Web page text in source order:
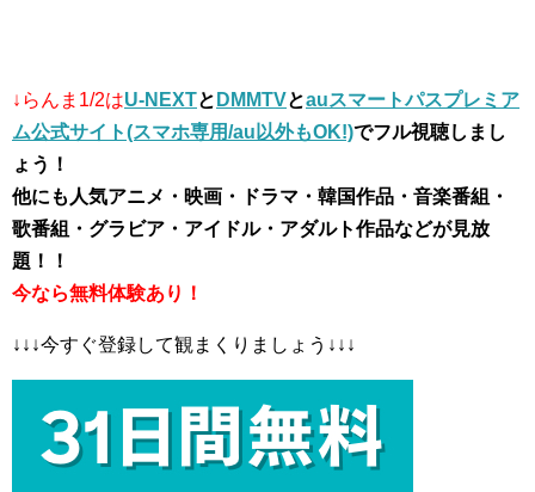
↓らんま1/2はU-NEXTと DMMTVとauスマートパスプレミア
ム公式サイト(スマホ専用/au以外もOK!)でフル視聴しまし
ょう！
他にも人気アニメ・映画・ドラマ・韓国作品・音楽番組・
歌番組・グラビア・アイドル・アダルト作品などが見放
題！！
今なら無料体験あり！
↓↓↓今すぐ登録して観まくりましょう↓↓↓